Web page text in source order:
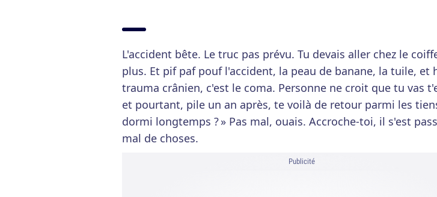
L'accident bête. Le truc pas prévu. Tu devais aller chez le
plus. Et pif paf pouf l'accident, la peau de banane, la tuile, et
trauma crânien, c'est le coma. Personne ne croit que tu vas
et pourtant, pile un an après, te voilà de retour parmi les
dormi longtemps ? » Pas mal, ouais. Accroche-toi, il s'est
mal de choses.
Publicité